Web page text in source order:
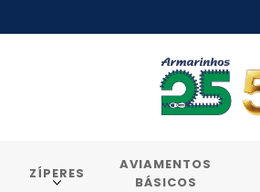
ZÍPERES
AVIAMENTOS
BÁSICOS